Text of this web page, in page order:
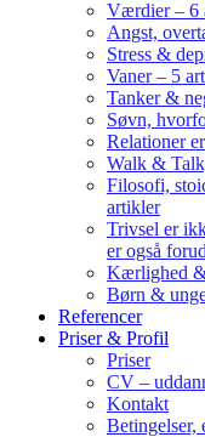
Værdier – 6
Angst,
Stress &
Vaner – 5
Tanker &
Søvn,
Relationer
Walk &
Filosofi,
artikler
Trivsel er
er også
Kærlighed
Børn &
Referencer
Priser & Profil
Priser
CV –
Kontakt
Betingelser,